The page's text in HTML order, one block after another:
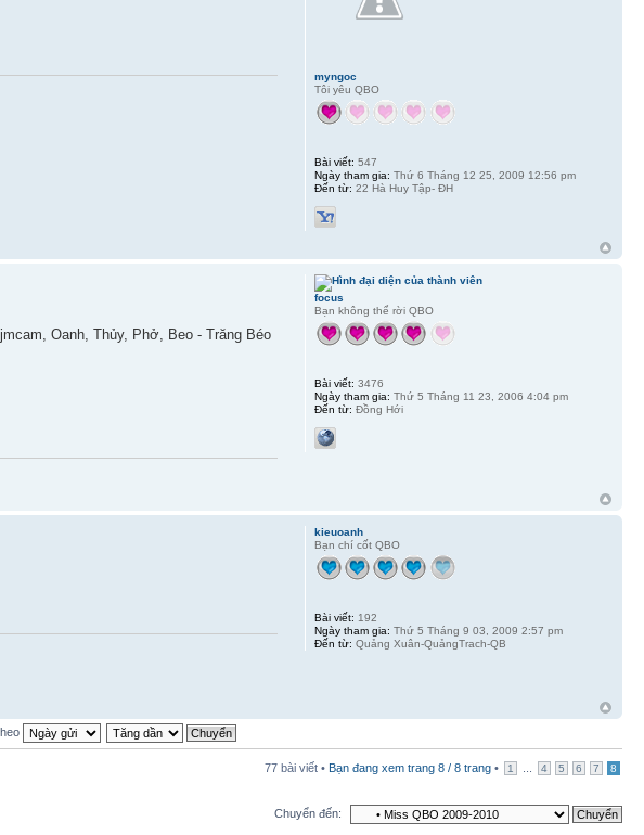
myngoc
Tôi yêu QBO
Bài viết: 547
Ngày tham gia: Thứ 6 Tháng 12 25, 2009 12:56 pm
Đến từ: 22 Hà Huy Tập- ĐH
Oanh, Thủy, Phở, Beo - Trăng Béo
focus
Bạn không thể rời QBO
Bài viết: 3476
Ngày tham gia: Thứ 5 Tháng 11 23, 2006 4:04 pm
Đến từ: Đồng Hới
kieuoanh
Bạn chí cốt QBO
Bài viết: 192
Ngày tham gia: Thứ 5 Tháng 9 03, 2009 2:57 pm
Đến từ: Quảng Xuân-QuảngTrach-QB
77 bài viết • Bạn đang xem trang 8 / 8 trang • 1 4 5 6 7 8
Chuyển đến: